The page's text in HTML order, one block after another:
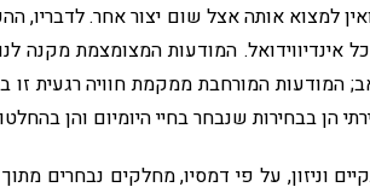
למצוא אותה אצל שום יצור אחר. לדבריו,
כל אינדיווידואל. המודעות המצומצמת מקנה
המודעות המורחבת ממקמת חוויה רגעית זו
הן בבחירות שנבחר בחיי היומיום והן
וניזון, על פי דמסיו, מחלקים נבחרים